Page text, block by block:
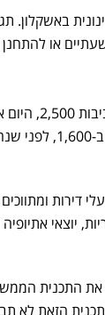
של כ-30% בשנה בשכונה
או
בעלי דירות
יוצאי
את התכנית
הזאת לא